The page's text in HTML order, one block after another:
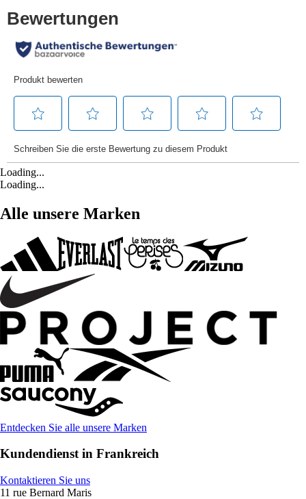
Loading...
Loading...
Alle unsere Marken
Entdecken Sie alle unsere Marken
Kundendienst in Frankreich
Kontaktieren Sie uns
11 rue Bernard Maris